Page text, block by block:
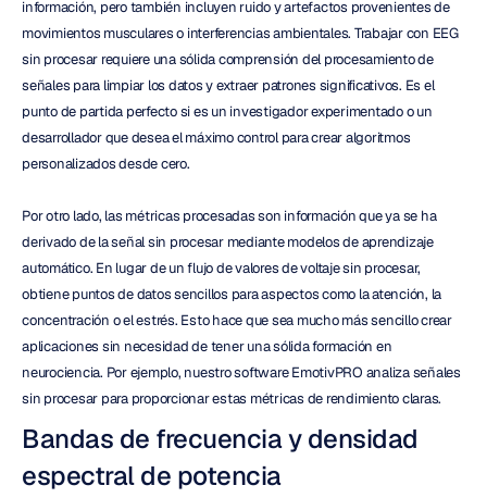
información, pero también incluyen ruido y artefactos provenientes de
movimientos musculares o interferencias ambientales. Trabajar con EEG
sin procesar requiere una sólida comprensión del procesamiento de
señales para limpiar los datos y extraer patrones significativos. Es el
punto de partida perfecto si es un investigador experimentado o un
desarrollador que desea el máximo control para crear algoritmos
personalizados desde cero.
Por otro lado, las métricas procesadas son información que ya se ha
derivado de la señal sin procesar mediante modelos de aprendizaje
automático. En lugar de un flujo de valores de voltaje sin procesar,
obtiene puntos de datos sencillos para aspectos como la atención, la
concentración o el estrés. Esto hace que sea mucho más sencillo crear
aplicaciones sin necesidad de tener una sólida formación en
neurociencia. Por ejemplo, nuestro software EmotivPRO analiza señales
sin procesar para proporcionar estas métricas de rendimiento claras.
Bandas de frecuencia y densidad
espectral de potencia